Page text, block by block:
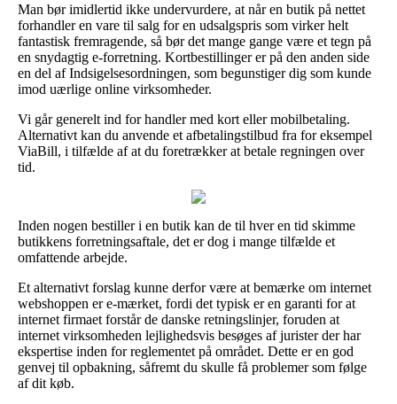
Man bør imidlertid ikke undervurdere, at når en butik på nettet
forhandler en vare til salg for en udsalgspris som virker helt
fantastisk fremragende, så bør det mange gange være et tegn på
en snydagtig e-forretning. Kortbestillinger er på den anden side
en del af Indsigelsesordningen, som begunstiger dig som kunde
imod uærlige online virksomheder.
Vi går generelt ind for handler med kort eller mobilbetaling.
Alternativt kan du anvende et afbetalingstilbud fra for eksempel
ViaBill, i tilfælde af at du foretrækker at betale regningen over
tid.
Inden nogen bestiller i en butik kan de til hver en tid skimme
butikkens forretningsaftale, det er dog i mange tilfælde et
omfattende arbejde.
Et alternativt forslag kunne derfor være at bemærke om internet
webshoppen er e-mærket, fordi det typisk er en garanti for at
internet firmaet forstår de danske retningslinjer, foruden at
internet virksomheden lejlighedsvis besøges af jurister der har
ekspertise inden for reglementet på området. Dette er en god
genvej til opbakning, såfremt du skulle få problemer som følge
af dit køb.